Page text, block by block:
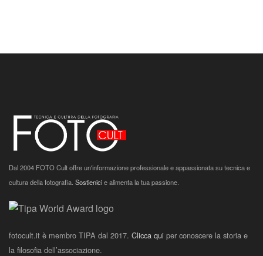
Dal 2004 FOTO Cult offre un'informazione professionale e appassionata su tecnica e
cultura della fotografia. Sostienicie alimenta la tua passione.
fotocult.it è membro TIPA dal 2017. Clicca qui per conoscere la storia e
la filosofia dell’associazione.